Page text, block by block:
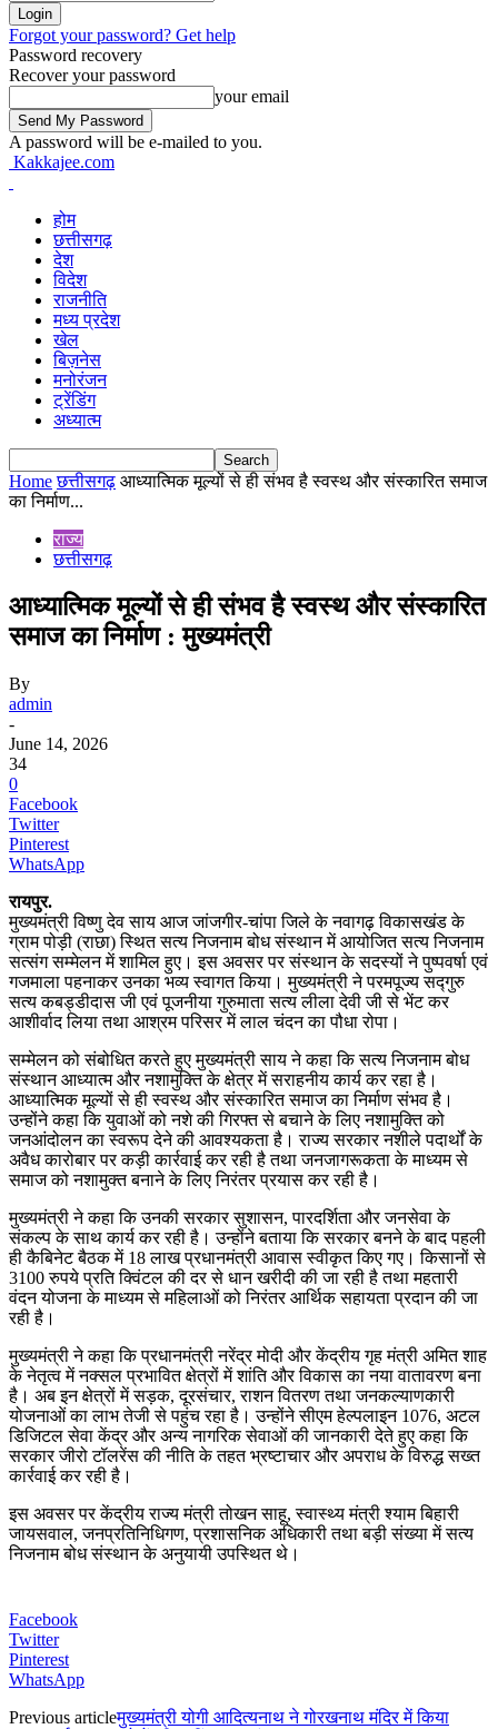
Forgot your password? Get help
Password recovery
Recover your password
your email
A password will be e-mailed to you.
Kakkajee.com
होम
छत्तीसगढ़
देश
विदेश
राजनीति
मध्य प्रदेश
खेल
बिज़नेस
मनोरंजन
ट्रेंडिंग
अध्यात्म
Home छत्तीसगढ़ आध्यात्मिक मूल्यों से ही संभव है स्वस्थ और संस्कारित समाज
का निर्माण...
राज्य
छत्तीसगढ़
आध्यात्मिक मूल्यों से ही संभव है स्वस्थ और संस्कारित
समाज का निर्माण : मुख्यमंत्री
By
admin
-
June 14, 2026
34
0
Facebook
Twitter
Pinterest
WhatsApp
रायपुर.
मुख्यमंत्री विष्णु देव साय आज जांजगीर-चांपा जिले के नवागढ़ विकासखंड के
ग्राम पोड़ी (राछा) स्थित सत्य निजनाम बोध संस्थान में आयोजित सत्य निजनाम
सत्संग सम्मेलन में शामिल हुए। इस अवसर पर संस्थान के सदस्यों ने पुष्पवर्षा एवं
गजमाला पहनाकर उनका भव्य स्वागत किया। मुख्यमंत्री ने परमपूज्य सद्गुरु
सत्य कबड्डीदास जी एवं पूजनीया गुरुमाता सत्य लीला देवी जी से भेंट कर
आशीर्वाद लिया तथा आश्रम परिसर में लाल चंदन का पौधा रोपा।
सम्मेलन को संबोधित करते हुए मुख्यमंत्री साय ने कहा कि सत्य निजनाम बोध
संस्थान आध्यात्म और नशामुक्ति के क्षेत्र में सराहनीय कार्य कर रहा है।
आध्यात्मिक मूल्यों से ही स्वस्थ और संस्कारित समाज का निर्माण संभव है।
उन्होंने कहा कि युवाओं को नशे की गिरफ्त से बचाने के लिए नशामुक्ति को
जनआंदोलन का स्वरूप देने की आवश्यकता है। राज्य सरकार नशीले पदार्थों के
अवैध कारोबार पर कड़ी कार्रवाई कर रही है तथा जनजागरूकता के माध्यम से
समाज को नशामुक्त बनाने के लिए निरंतर प्रयास कर रही है।
मुख्यमंत्री ने कहा कि उनकी सरकार सुशासन, पारदर्शिता और जनसेवा के
संकल्प के साथ कार्य कर रही है। उन्होंने बताया कि सरकार बनने के बाद पहली
ही कैबिनेट बैठक में 18 लाख प्रधानमंत्री आवास स्वीकृत किए गए। किसानों से
3100 रुपये प्रति क्विंटल की दर से धान खरीदी की जा रही है तथा महतारी
वंदन योजना के माध्यम से महिलाओं को निरंतर आर्थिक सहायता प्रदान की जा
रही है।
मुख्यमंत्री ने कहा कि प्रधानमंत्री नरेंद्र मोदी और केंद्रीय गृह मंत्री अमित शाह
के नेतृत्व में नक्सल प्रभावित क्षेत्रों में शांति और विकास का नया वातावरण बना
है। अब इन क्षेत्रों में सड़क, दूरसंचार, राशन वितरण तथा जनकल्याणकारी
योजनाओं का लाभ तेजी से पहुंच रहा है। उन्होंने सीएम हेल्पलाइन 1076, अटल
डिजिटल सेवा केंद्र और अन्य नागरिक सेवाओं की जानकारी देते हुए कहा कि
सरकार जीरो टॉलरेंस की नीति के तहत भ्रष्टाचार और अपराध के विरुद्ध सख्त
कार्रवाई कर रही है।
इस अवसर पर केंद्रीय राज्य मंत्री तोखन साहू, स्वास्थ्य मंत्री श्याम बिहारी
जायसवाल, जनप्रतिनिधिगण, प्रशासनिक अधिकारी तथा बड़ी संख्या में सत्य
निजनाम बोध संस्थान के अनुयायी उपस्थित थे।
Facebook
Twitter
Pinterest
WhatsApp
Previous articleमुख्यमंत्री योगी आदित्यनाथ ने गोरखनाथ मंदिर में किया